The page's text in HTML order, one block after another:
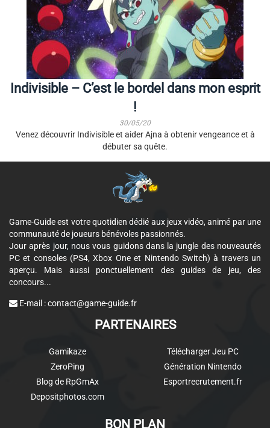
Indivisible – C’est le bordel dans mon esprit
!
30/05/20
Venez découvrir Indivisible et aider Ajna à obtenir vengeance et à
débuter sa quête.
Game-Guide est votre quotidien dédié aux jeux vidéo, animé par une
communauté de joueurs bénévoles passionnés.
Jour après jour, nous vous guidons dans la jungle des nouveautés
PC et consoles (PS4, Xbox One et Nintendo Switch) à travers un
aperçu. Mais aussi ponctuellement des guides de jeu, des
concours...
E-mail :contact@game-guide.fr
PARTENAIRES
Gamikaze
ZeroPing
Blog de RpGmAx
Depositphotos.com
Télécharger Jeu PC
Génération Nintendo
Esportrecrutement.fr
BON PLAN